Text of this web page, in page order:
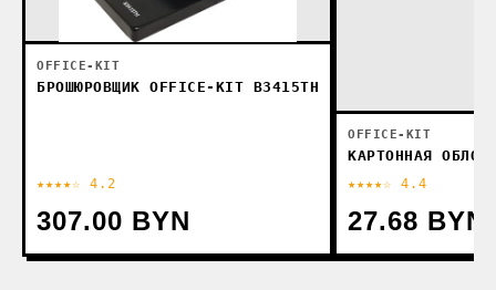
OFFICE-KIT
БРОШЮРОВЩИК OFFICE-KIT B3415TH
★★★★☆ 4.2
307.00 BYN
OFFICE-KIT
КАРТОННАЯ
★★★★☆ 4.4
27.68 BYN